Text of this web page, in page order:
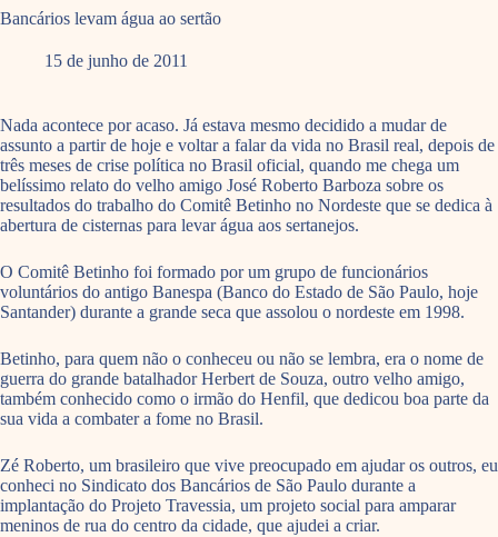
Bancários levam água ao sertão
15 de junho de 2011
Nada acontece por acaso. Já estava mesmo decidido a mudar de
assunto a partir de hoje e voltar a falar da vida no Brasil real, depois de
três meses de crise política no Brasil oficial, quando me chega um
belíssimo relato do velho amigo José Roberto Barboza sobre os
resultados do trabalho do Comitê Betinho no Nordeste que se dedica à
abertura de cisternas para levar água aos sertanejos.
O Comitê Betinho foi formado por um grupo de funcionários
voluntários do antigo Banespa (Banco do Estado de São Paulo, hoje
Santander) durante a grande seca que assolou o nordeste em 1998.
Betinho, para quem não o conheceu ou não se lembra, era o nome de
guerra do grande batalhador Herbert de Souza, outro velho amigo,
também conhecido como o irmão do Henfil, que dedicou boa parte da
sua vida a combater a fome no Brasil.
Zé Roberto, um brasileiro que vive preocupado em ajudar os outros, eu
conheci no Sindicato dos Bancários de São Paulo durante a
implantação do Projeto Travessia, um projeto social para amparar
meninos de rua do centro da cidade, que ajudei a criar.